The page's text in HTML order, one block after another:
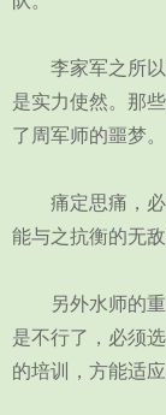
李家军之所以
是实力使然。那
了周军师的噩梦。
痛定思痛，必
能与之抗衡的无
另外水师的重
是不行了，必须
的培训，方能适